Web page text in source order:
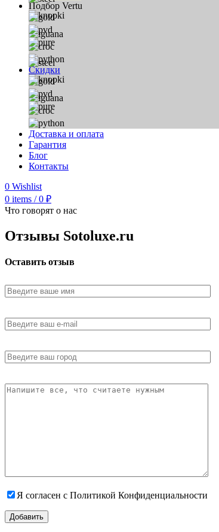
Подбор Vertu
Скидки
Доставка и оплата
Гарантия
Блог
Контакты
0 Wishlist
0 items / 0 ₽
Что говорят о нас
Отзывы Sotoluxe.ru
Оставить отзыв
Я согласен с Политикой Конфиденциальности